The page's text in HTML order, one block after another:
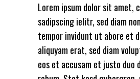
Lorem ipsum dolor sit amet,
sadipscing ielitr, sed diam
tempor invidunt ut abore et
aliquyam erat, sed diam
eos et accusam et justo duo